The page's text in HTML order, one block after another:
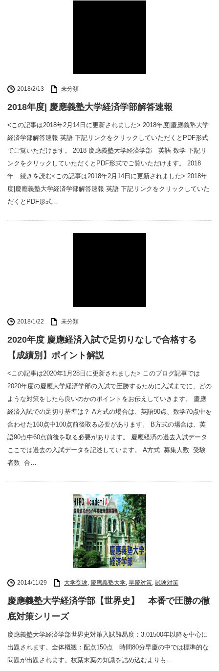
2018/2/13 未分類
2018年度| 慶應義塾大学経済学部解答速報
<この記事は2018年2月14日に更新されました> 2018年度|慶應義塾大学
経済学部解答速報 英語 下記リンクをクリックしていただくとPDF形式
でご覧いただけます。 2018 慶應義塾大学経済学部 英語 数学 下記リ
ンクをクリックしていただくとPDF形式でご覧いただけます。 2018
年…続きを読む<この記事は2018年2月14日に更新されました> 2018年
度|慶應義塾大学経済学部解答速報 英語 下記リンクをクリックしていた
だくとPDF形式…
2018/1/22 未分類
2020年度 慶應経済入試で足切りなしで合格する
【成績別】ポイント解説
<この記事は2020年1月28日に更新されました> このブログ記事では
2020年度の慶應大学経済学部の入試で圧勝するために入試までに、どの
ような対策をしたら良いのかのポイントをお伝えしていきます。 慶應
経済入試での足切り基準は？ A方式の場合は、英語90点、数学70点中を
合わせた160点中100点前後取る必要があります。 B方式の場合は、英
語90点中60点前後を取る必要があります。 慶應経済の過去入試データ
ここでは過去の入試データを記述しています。 A方式 募集人数 受験
者数 合…
2014/11/29 大学受験, 慶應義塾大学, 早慶対策, 試験対策
慶應義塾大学経済学部【世界史】 本番で圧勝の徹
底対策シリーズ
慶應義塾大学経済学部世界史対策入試難易度：3.01500年以降を中心に
出題されます。全体概観：配点150点 時間80分早慶の中では標準的な
問題が出題されます。枝葉末葉の知識を詰め込むよりも…